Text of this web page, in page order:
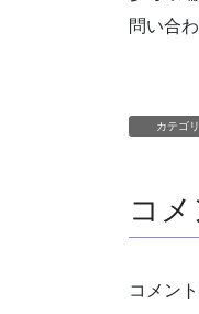
問い合
カテゴ
コ
コメン